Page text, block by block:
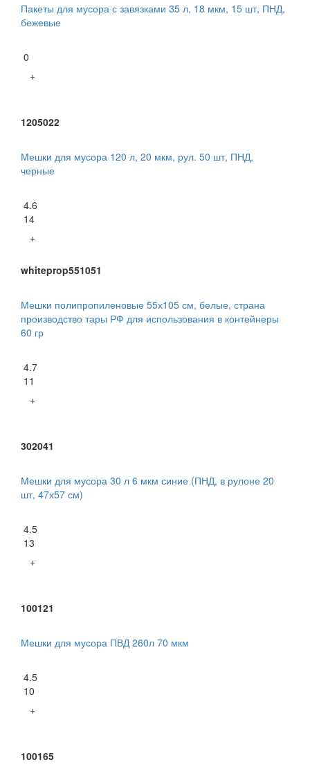
Пакеты для мусора с завязками 35 л, 18 мкм, 15 шт, ПНД,
бежевые
0
+
1205022
Мешки для мусора 120 л, 20 мкм, рул. 50 шт, ПНД,
черные
4.6
14
+
whiteprop551051
Мешки полипропиленовые 55х105 см, белые, страна
производство тары РФ для использования в контейнеры
60 гр
4.7
11
+
302041
Мешки для мусора 30 л 6 мкм синие (ПНД, в рулоне 20
шт, 47х57 см)
4.5
13
+
100121
Мешки для мусора ПВД 260л 70 мкм
4.5
10
+
100165